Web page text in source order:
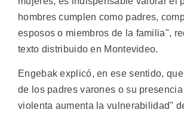
hombres cumplen como padres,
esposos o miembros de la familia",
texto distribuido en Montevideo.
Engebak explicó, en ese sentido,
de los padres varones o su
violenta aumenta la vulnerabilidad"